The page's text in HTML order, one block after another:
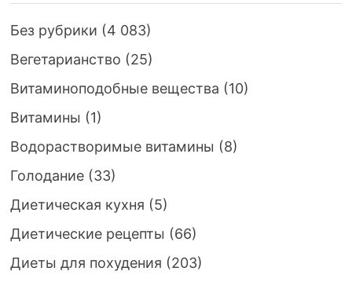
Без рубрики (4 083)
Вегетарианство (25)
Витаминоподобные вещества (10)
Витамины (1)
Водорастворимые витамины (8)
Голодание(33)
Диетическая кухня (5)
Диетические рецепты (66)
Диеты для похудения (203)